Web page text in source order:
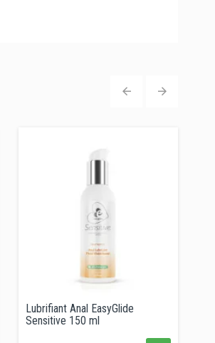
Lubrifiant Anal EasyGlide
Sensitive 150 ml